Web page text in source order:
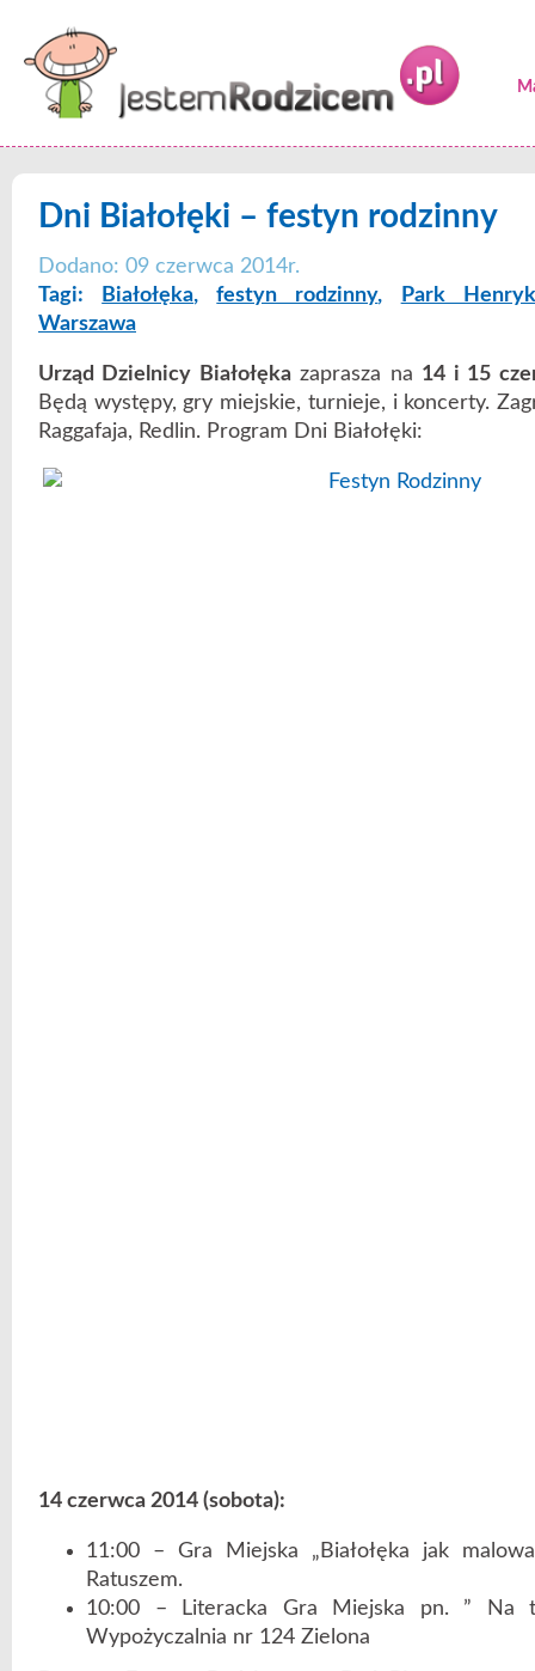
Dni Białołęki – festyn rodzinny
Dodano: 09 czerwca 2014r.
Tagi:
Białołęka,festyn rodzinny,
Park
Warszawa
Urząd Dzielnicy Białołękazaprasza na 14 i 15
Będą występy, gry miejskie, turnieje, i koncerty.
Raggafaja, Redlin. Program Dni Białołęki:
14 czerwca 2014 (sobota):
11:00 – Gra Miejska „Białołęka jak
Ratuszem.
10:00 – Literacka Gra Miejska pn. ” Na
Wypożyczalnia nr 124 Zielona